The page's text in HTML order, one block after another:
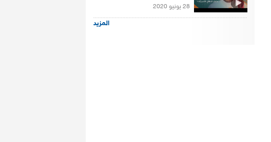
28 يونيو 2020
المزيد